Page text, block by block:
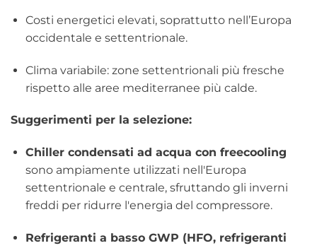
Costi energetici elevati, soprattutto nell’Europa
occidentale e settentrionale.
Clima variabile: zone settentrionali più fresche
rispetto alle aree mediterranee più calde.
Suggerimenti per la selezione:
Chiller condensati ad acqua con freecooling
sono ampiamente utilizzati nell'Europa
settentrionale e centrale, sfruttando gli inverni
freddi per ridurre l'energia del compressore.
Refrigeranti a basso GWP (HFO, refrigeranti